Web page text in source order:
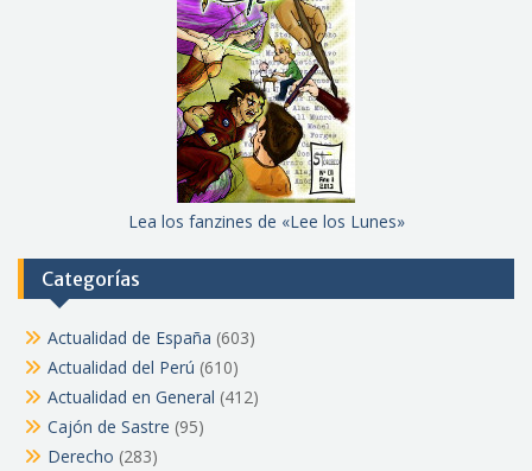
Lea los fanzines de «Lee los Lunes»
Categorías
Actualidad de España (603)
Actualidad del Perú (610)
Actualidad en General (412)
Cajón de Sastre (95)
Derecho (283)